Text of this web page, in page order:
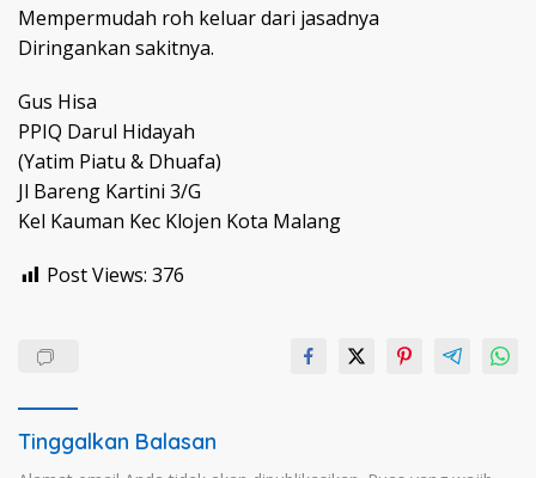
Mempermudah roh keluar dari jasadnya
Diringankan sakitnya.
Gus Hisa
PPIQ Darul Hidayah
(Yatim Piatu & Dhuafa)
Jl Bareng Kartini 3/G
Kel Kauman Kec Klojen Kota Malang
Post Views: 376
Tinggalkan Balasan